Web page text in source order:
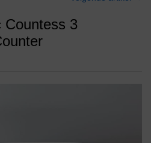
Countess 3